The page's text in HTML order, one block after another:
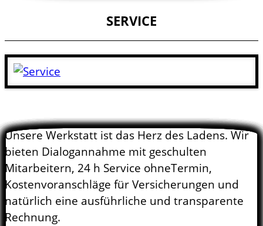
SERVICE
Unsere Werkstatt ist das Herz des Ladens. Wir
bieten Dialogannahme mit geschulten
Mitarbeitern, 24 h Service ohneTermin,
Kostenvoranschläge für Versicherungen und
natürlich eine ausführliche und transparente
Rechnung.